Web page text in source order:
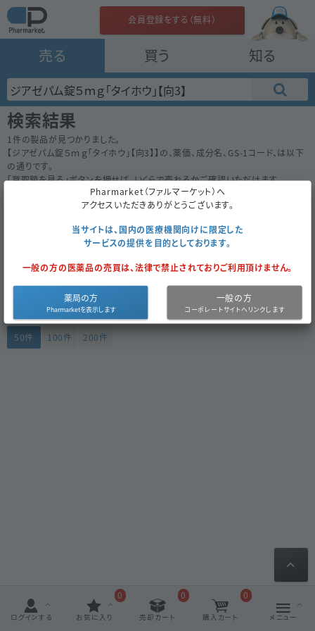
売る 買う 知る
会員登録をする（無料）
検索結果
1件の製品が見つかりました。
【ジアゼパム錠５ｍｇ「タイホウ」【向3】 】の、薬価、成分名、GS-1コード、は以下
の通りです。
「買取額を見る」ボタンを押せば、いくらで売れるかご確認いただけます。
200件
ジアゼパム錠５ｍｇ「タイホウ」【向3】
1000錠 （10錠×100）
大鵬薬品
OK
向精神薬3
買取額を見る
50件 100件 200件
ログインする お気に入り
0
売却カート
0
購入カート
0
メニュー
Pharmarket（ファルマーケット）へ
アクセスいただきありがとうございます。
当サイトは、国内の医療機関向けに限定した
サービスの提供を目的としております。
一般の方の医薬品の売買は、法律で禁止されておりご利用頂けません。
薬局の方 一般の方